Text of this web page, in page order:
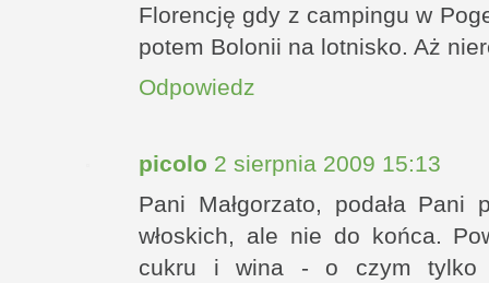
Florencję gdy z campingu w
potem Bolonii na lotnisko. Aż
Odpowiedz
picolo 2 sierpnia 2009 15:13
Pani Małgorzato, podała
włoskich, ale nie do końca.
cukru i wina - o czym tylko